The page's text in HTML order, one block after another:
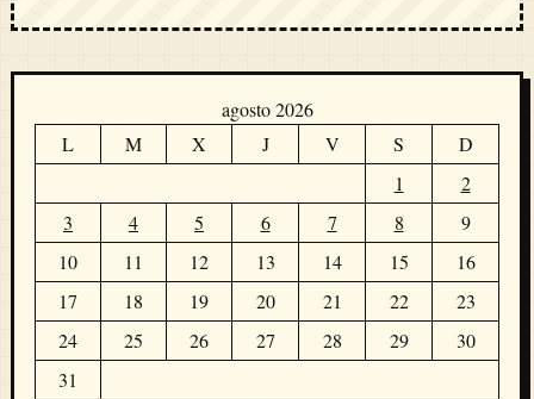
agosto 2026
L
M X J V S
D
1
2
3
4 5 6 7 8
9
10
11 12 13 14 15
16
17
18 19 20 21 22
23
24
25 26 27 28 29
30
31